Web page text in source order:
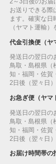
2～3日後のお届
お送りできる際
ます。確実な日
（ヤマト運輸）
代金引換便（ヤ
発送日の翌日の
鳥取・島根県（
知・福岡・佐賀
2日後（翌々日）
お急ぎ便（ヤマ
発送日の翌日の
鳥取・島根県（
知・福岡・佐賀
2日後（翌々日）
お届け時間帯の